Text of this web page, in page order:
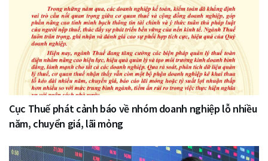
Cục Thuế phát cảnh báo về nhóm doanh nghiệp lỗ nhiều
năm, chuyển giá, lãi mỏng